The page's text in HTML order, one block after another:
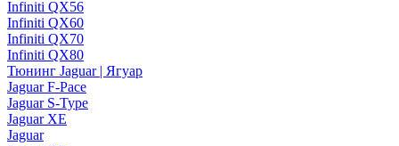
Infiniti QX56
Infiniti QX60
Infiniti QX70
Infiniti QX80
Тюнинг Jaguar | Ягуар
Jaguar F-Pace
Jaguar S-Type
Jaguar XE
Jaguar